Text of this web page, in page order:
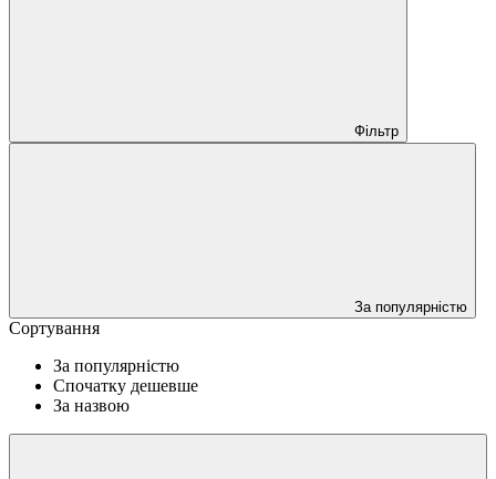
Фільтр
За популярністю
Сортування
За популярністю
Спочатку дешевше
За назвою